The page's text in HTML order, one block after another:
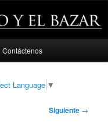
Contáctenos
Language ▼
Siguiente →